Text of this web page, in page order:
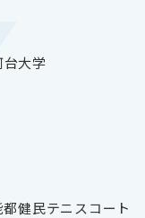
大学
健民テニスコート